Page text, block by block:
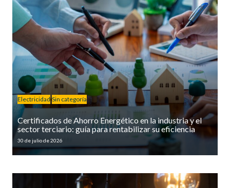
Electricidad Sin categoría
Certificados de Ahorro Energético en la industria y el
sector terciario: guía para rentabilizar su eficiencia
30 de julio de 2026